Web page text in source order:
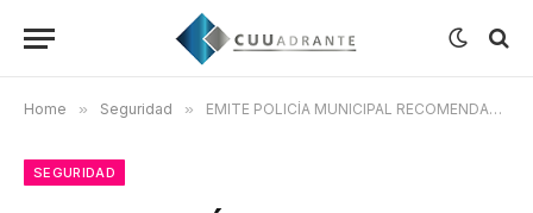
Home » Seguridad » EMITE POLICÍA MUNICIPAL RECOMENDACIONES PARA QUIENES CAMINAN POR LA VÍA PÚBLICA
SEGURIDAD